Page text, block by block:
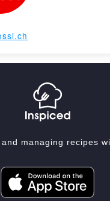
managing recipes